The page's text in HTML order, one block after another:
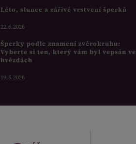
Léto, slunce a zářivé vrstvení šperků
22.6.2026
Šperky podle znamení zvěrokruhu:
Vyberte si ten, který vám byl vepsán ve
hvězdách
19.5.2026